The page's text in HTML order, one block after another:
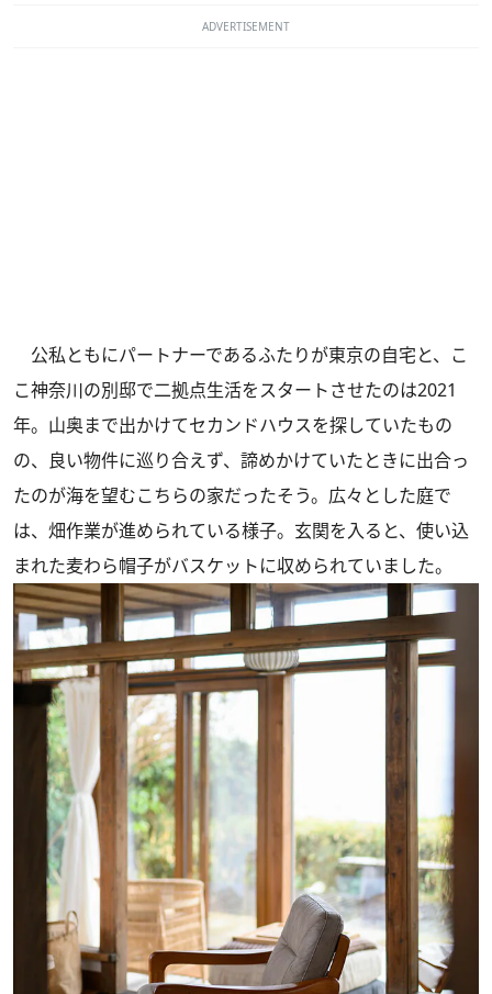
ADVERTISEMENT
公私ともにパートナーであるふたりが東京の自宅と、こ
こ神奈川の別邸で二拠点生活をスタートさせたのは2021
年。山奥まで出かけてセカンドハウスを探していたもの
の、良い物件に巡り合えず、諦めかけていたときに出合っ
たのが海を望むこちらの家だったそう。広々とした庭で
は、畑作業が進められている様子。玄関を入ると、使い込
まれた麦わら帽子がバスケットに収められていました。